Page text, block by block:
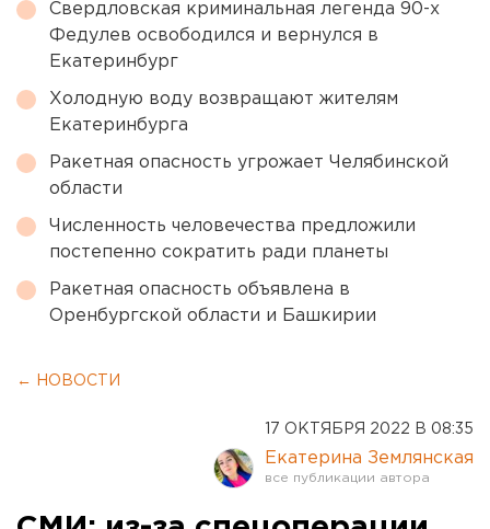
Свердловская криминальная легенда 90-х
Федулев освободился и вернулся в
Екатеринбург
Холодную воду возвращают жителям
Екатеринбурга
Ракетная опасность угрожает Челябинской
области
Численность человечества предложили
постепенно сократить ради планеты
Ракетная опасность объявлена в
Оренбургской области и Башкирии
← НОВОСТИ
17 ОКТЯБРЯ 2022 В 08:35
Екатерина Землянская